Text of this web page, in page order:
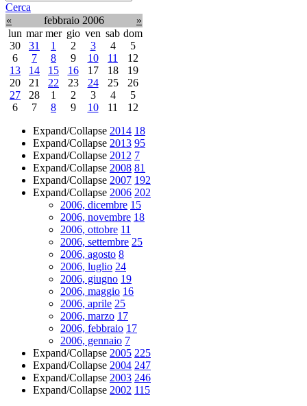
Cerca
«
febbraio 2006
»
lun mar mer gio ven sab dom
30
31 1 2 3 4
5
6
7 8 9 10 11
12
13
14 15 16 17 18
19
20
21 22 23 24 25
26
27
28 1 2 3 4
5
6
7 8 9 10 11
12
Expand/Collapse 2014 18
Expand/Collapse 2013 95
Expand/Collapse 2012 7
Expand/Collapse 2008 81
Expand/Collapse 2007 192
Expand/Collapse 2006 202
2006, dicembre 15
2006, novembre 18
2006, ottobre 11
2006, settembre 25
2006, agosto 8
2006, luglio 24
2006, giugno 19
2006, maggio 16
2006, aprile 25
2006, marzo 17
2006, febbraio 17
2006, gennaio 7
Expand/Collapse 2005 225
Expand/Collapse 2004 247
Expand/Collapse 2003 246
Expand/Collapse 2002 115